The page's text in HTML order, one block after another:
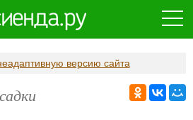
версию сайта